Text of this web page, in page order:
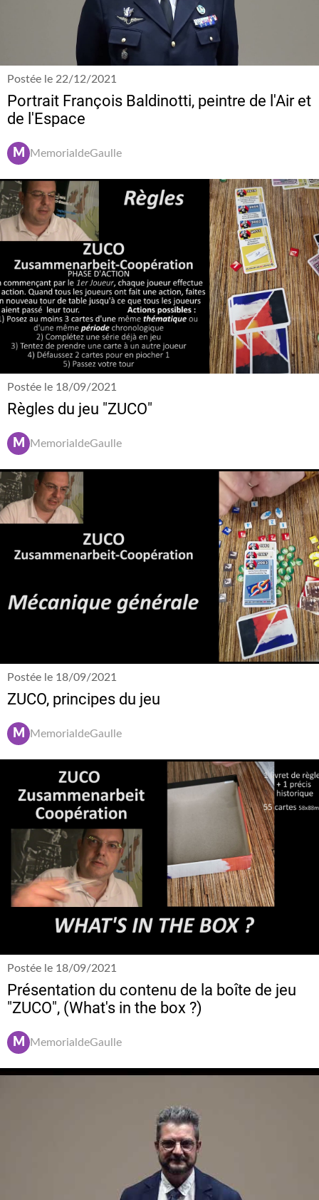
Postée le 22/12/2021
Portrait François Baldinotti, peintre de l'Air et
de l'Espace
M MemorialdeGaulle
Postée le 18/09/2021
Règles du jeu "ZUCO"
M MemorialdeGaulle
Postée le 18/09/2021
ZUCO, principes du jeu
M MemorialdeGaulle
Postée le 18/09/2021
Présentation du contenu de la boîte de jeu
"ZUCO", (What's in the box ?)
M MemorialdeGaulle